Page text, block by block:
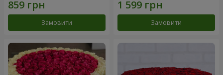
Замовити Замовити